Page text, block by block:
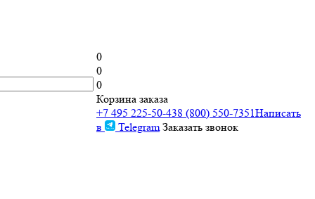
0
0
0
Корзина заказа
+7 495 225-50-438 (800) 550-7351Написать
в
Telegram Заказать звонок